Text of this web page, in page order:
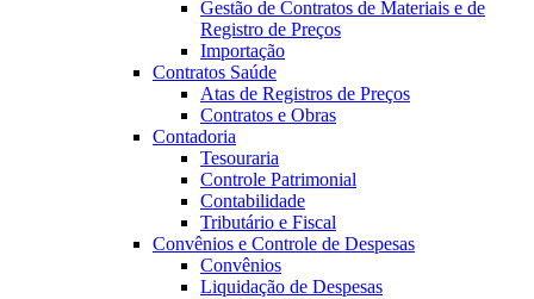
Gestão de Contratos de Materiais e de
Registro de Preços
Importação
Contratos Saúde
Atas de Registros de Preços
Contratos e Obras
Contadoria
Tesouraria
Controle Patrimonial
Contabilidade
Tributário e Fiscal
Convênios e Controle de Despesas
Convênios
Liquidação de Despesas